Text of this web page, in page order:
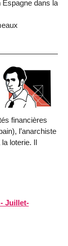
Espagne dans la
financières
l’anarchiste
la loterie. Il
Juillet-